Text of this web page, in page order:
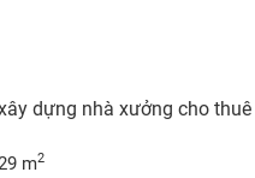
dựng nhà xưởng cho
m2